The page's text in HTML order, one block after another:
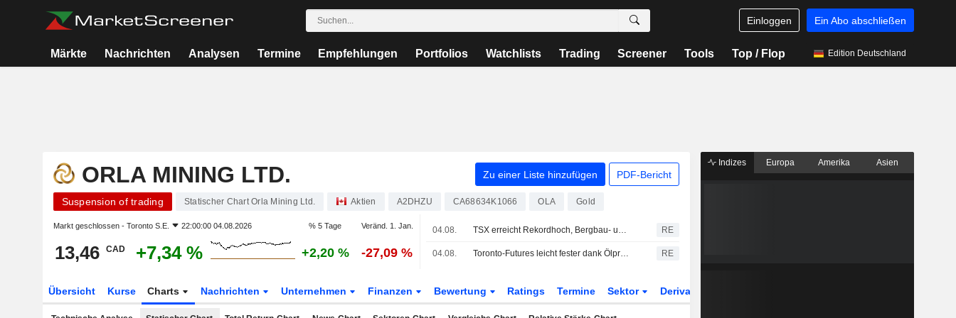
Einloggen Ein Abo abschließen
Märkte Nachrichten Analysen Termine Empfehlungen Portfolios Watchlists Trading Screener Tools Top / Flop Edition Deutschland
ORLA MINING LTD. Zu einer Liste hinzufügen PDF-Bericht
Suspension of trading Statischer Chart Orla Mining Ltd. Aktien A2DHZU CA68634K1066 OLA Gold
Markt geschlossen - Toronto S.E. 22:00:00 04.08.2026 % 5 Tage Veränd. 1. Jan.
13,46 CAD +7,34 % +2,20 % -27,09 %
04.08. TSX erreicht Rekordhoch, Bergbau- und Technologiewerte springen an RE
04.08. Toronto-Futures leicht fester dank Ölpreisanstieg; Spannungen im Nahen Osten halten an RE
Übersicht Kurse Charts Nachrichten Unternehmen Finanzen Bewertung Ratings Termine Sektor Derivate
Indizes Europa Amerika Asien